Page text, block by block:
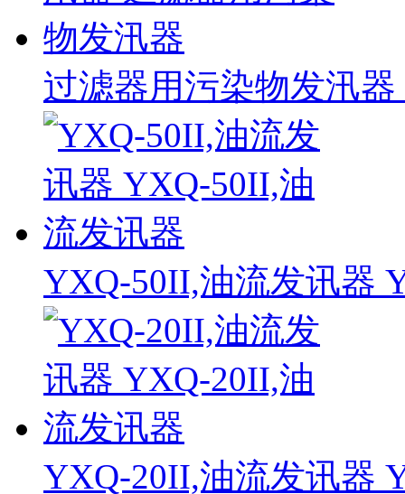
过滤器用污染物发汛
YXQ-50II,油流发讯器
YXQ-20II,油流发讯器